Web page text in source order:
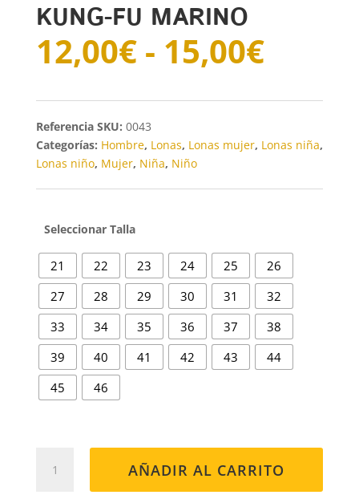
KUNG-FU MARINO
12,00€ - 15,00€de
desde
hasta
Talla
21 22 23 24 25
26
27
28 29 30 31
32
33
34 35 36 37
38
39
40 41 42 43
44
45
46
AÑADIR AL CARRITO
SKU: 0043
Categorías: Hombre, Lonas, Lonas mujer, Lonas niña,
Lonas niño, Mujer, Niña, Niño